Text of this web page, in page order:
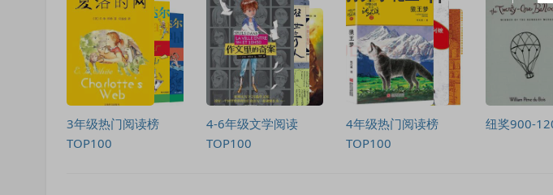
3年级热门阅读榜
TOP100
4-6年级文学阅读
TOP100
4年级热门阅读榜
TOP100
纽奖900-